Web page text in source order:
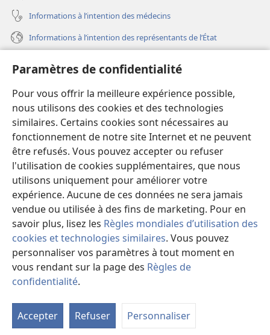
Paramètres de confidentialité
Pour vous offrir la meilleure expérience possible,
nous utilisons des cookies et des technologies
similaires. Certains cookies sont nécessaires au
fonctionnement de notre site Internet et ne peuvent
être refusés. Vous pouvez accepter ou refuser
l'utilisation de cookies supplémentaires, que nous
utilisons uniquement pour améliorer votre
expérience. Aucune de ces données ne sera jamais
vendue ou utilisée à des fins de marketing. Pour en
savoir plus, lisez les Règles mondiales d’utilisation des
cookies et technologies similaires. Vous pouvez
personnaliser vos paramètres à tout moment en
vous rendant sur la page des Règles de
confidentialité.
Accepter Refuser Personnaliser
Informations à l’intention des médecins
Informations à l’intention des représentants de l’État
Dons
(ouvre
une
nouvelle
fenêtre)
Bibliothèque en ligne
(ouvre
une
nouvelle
fenêtre)
JW Hub®
(ouvre
une
nouvelle
fenêtre)
JW Library
Watchtower Library
Copyright© 2026 Watch Tower Bible and Tract Society of Pennsylvania.
CONDITIONS D’UTILISATION